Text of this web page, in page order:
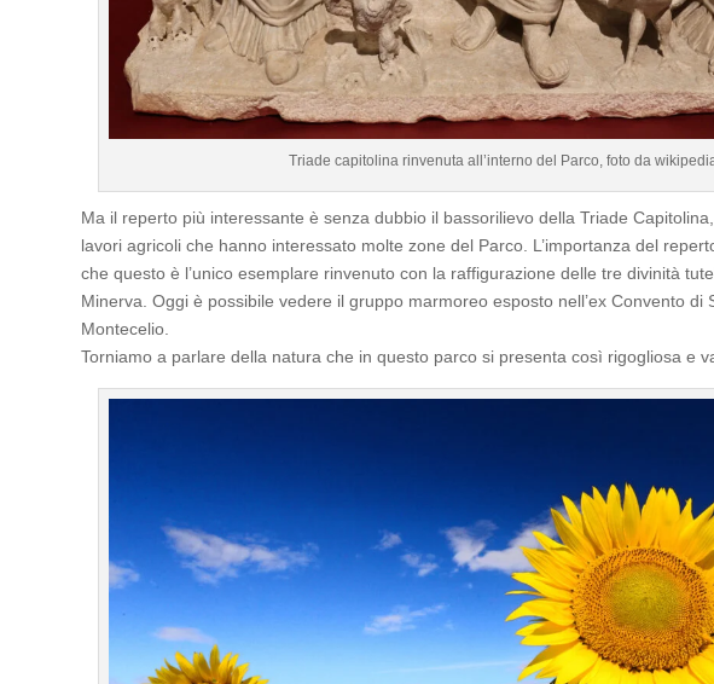
Triade capitolina rinvenuta all’interno del Parco, foto da
Ma il reperto più interessante è senza dubbio il bassorilievo della Triade
lavori agricoli che hanno interessato molte zone del Parco. L’importanza del
che questo è l’unico esemplare rinvenuto con la raffigurazione delle tre divinità
Minerva. Oggi è possibile vedere il gruppo marmoreo esposto nell’ex Convento di
Montecelio.
Torniamo a parlare della natura che in questo parco si presenta così rigogliosa e